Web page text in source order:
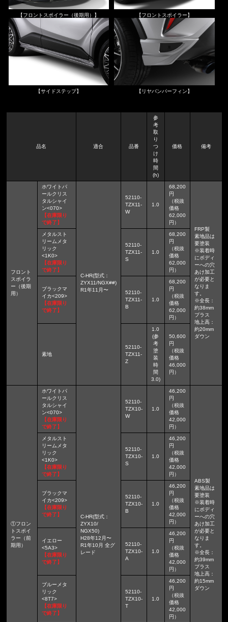
【フロントスポイラー（後期用）】 【フロントスポイラー】
【サイドステップ】 【リヤバンパーフィン】
品名 適合 品番
参
考
取
り
つ
け
時
間
(h)
価格 備考
フロント
スポイラ
ー（後期
用）
ホワイトパ
ールクリス
タルシャイ
ン<070>
【在庫限り
で終了】
C-HR(型式：
ZYX11/NGX##)
R1年11月〜
52110-
TZX11-
W
1.0
68,200
円
（税抜
価格
62,000
円）
FRP製
素地品は
要塗装
※装着時
にボディ
ーへの穴
あけ加工
が必要と
なりま
す。
※全長：
約38mm
プラス
地上高：
約20mm
ダウン
メタルスト
リームメタ
リック
<1K0>
【在庫限り
で終了】
52110-
TZX11-
S
1.0
68,200
円
（税抜
価格
62,000
円）
ブラックマ
イカ<209>
【在庫限り
で終了】
52110-
TZX11-
B
1.0
68,200
円
（税抜
価格
62,000
円）
素地
52110-
TZX11-
Z
1.0
(参
考
塗
装
時
間
3.0)
50,600
円
（税抜
価格
46,000
円）
①フロン
トスポイ
ラー（前
期用）
ホワイトパ
ールクリス
タルシャイ
ン<070>
【在庫限り
で終了】
C-HR(型式：
ZYX10/
NGX50)
H28年12月〜
R1年10月 全グ
レード
52110-
TZX10-
W
1.0
46,200
円
（税抜
価格
42,000
円）
ABS製
素地品は
要塗装
※装着時
にボディ
ーへの穴
あけ加工
が必要と
なりま
す。
※全長：
約39mm
プラス
地上高：
約15mm
ダウン
メタルスト
リームメタ
リック
<1K0>
【在庫限り
で終了】
52110-
TZX10-
S
1.0
46,200
円
（税抜
価格
42,000
円）
ブラックマ
イカ<209>
【在庫限り
で終了】
52110-
TZX10-
B
1.0
46,200
円
（税抜
価格
42,000
円）
イエロー
<5A3>
【在庫限り
で終了】
52110-
TZX10-
A
1.0
46,200
円
（税抜
価格
42,000
円）
ブルーメタ
リック
<8T7>
【在庫限り
で終了】
52110-
TZX10-
T
1.0
46,200
円
（税抜
価格
42,000
円）